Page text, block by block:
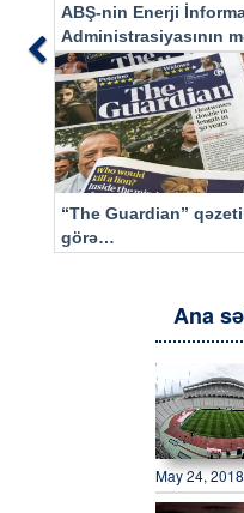
ABŞ-nin Enerji
Administrasiyasının
əsasında…
“The Guardian”
görə…
Previous
Ana
May 24,